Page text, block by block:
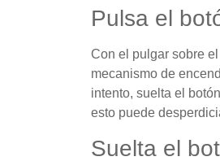
Pulsa el
Con el pulgar sobre
mecanismo de
intento, suelta el
esto puede
Suelta el